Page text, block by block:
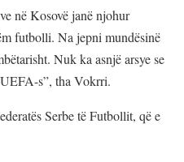
në Kosovë janë njohur
futbolli. Na jepni mundësinë
Nuk ka asnjë arsye se
s”, tha Vokrri.
Serbe të Futbollit, që e